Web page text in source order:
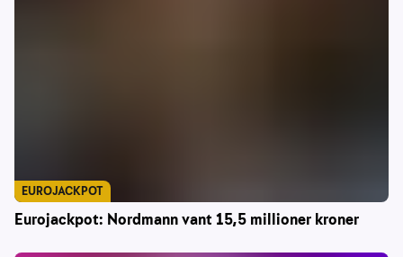
Eurojackpot: Nordmann vant 15,5 millioner kroner
EUROJACKPOT